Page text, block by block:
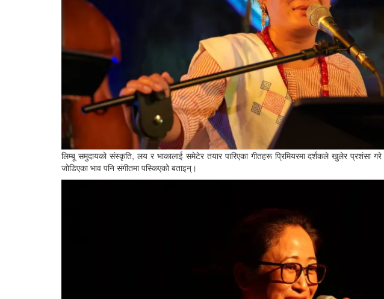
लिम्बू समुदायको संस्कृति, लय र भाकालाई समेटेर तयार पारिएका गीतहरू प्रिमियरमा दर्शकले खुलेर प्रशंसा
जोडिएका भाव पनि संगीतमा पस्किएको बताइन्।